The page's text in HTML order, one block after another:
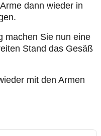
dann wieder in
machen Sie nun eine
Stand das Gesäß
mit den Armen